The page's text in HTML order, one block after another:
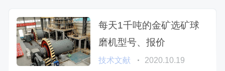
每天1千吨的金矿选矿球
磨机型号、报价
技术文献 2020.10.19